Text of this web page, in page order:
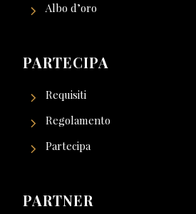
Albo d’oro
PARTECIPA
Requisiti
Regolamento
Partecipa
PARTNER